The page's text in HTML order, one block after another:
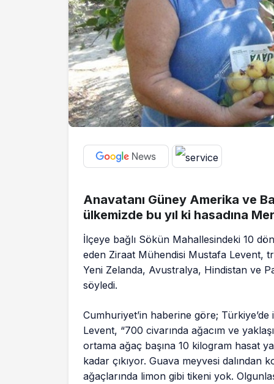
Anavatanı Güney Amerika ve
ülkemizde bu yıl ki hasadına
İlçeye bağlı Sökün Mahallesindeki 10
eden Ziraat Mühendisi Mustafa Levent,
Yeni Zelanda, Avustralya, Hindistan ve
söyledi.
Cumhuriyet’in haberine göre;
Levent, “700 civarında ağacım ve
ortama ağaç başına 10 kilogram hasat
kadar çıkıyor. Guava meyvesi dalından
ağaçlarında limon gibi tikeni yok.